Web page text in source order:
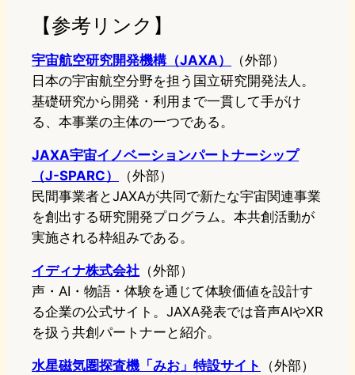
【参考リンク】
宇宙航空研究開発機構（JAXA）
（外部）
日本の宇宙航空分野を担う国立研究開発法人。
基礎研究から開発・利用まで一貫して手がけ
る、本事業の主体の一つである。
JAXA宇宙イノベーションパートナーシップ
（J-SPARC）
（外部）
民間事業者とJAXAが共同で新たな宇宙関連事業
を創出する研究開発プログラム。本共創活動が
実施される枠組みである。
イディナ株式会社 （外部）
声・AI・物語・体験を通じて体験価値を設計す
る企業の公式サイト。JAXA発表では音声AIやXR
を扱う共創パートナーと紹介。
水星磁気圏探査機「みお」特設サイト
（外部）